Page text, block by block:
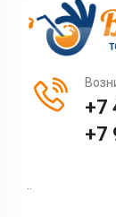
+7
+7
..